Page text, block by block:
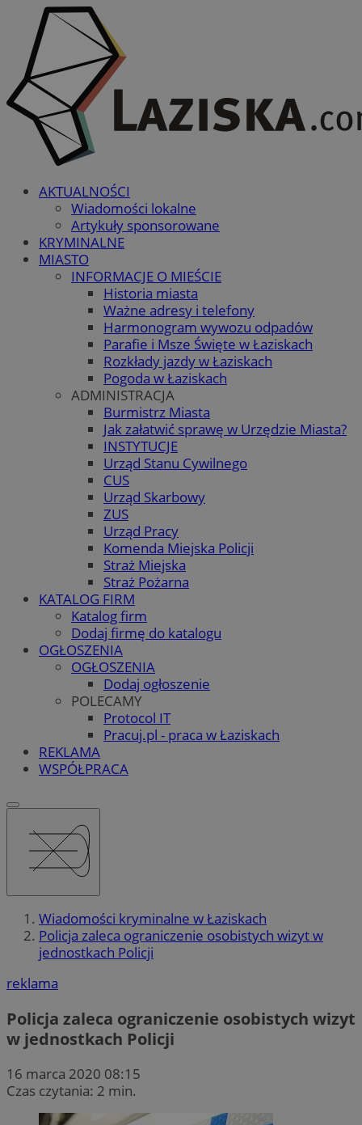
AKTUALNOŚCI
Wiadomości lokalne
Artykuły sponsorowane
KRYMINALNE
MIASTO
INFORMACJE O MIEŚCIE
Historia miasta
Ważne adresy i telefony
Harmonogram wywozu odpadów
Parafie i Msze Święte w Łaziskach
Rozkłady jazdy w Łaziskach
Pogoda w Łaziskach
ADMINISTRACJA
Burmistrz Miasta
Jak załatwić sprawę w Urzędzie Miasta?
INSTYTUCJE
Urząd Stanu Cywilnego
CUS
Urząd Skarbowy
ZUS
Urząd Pracy
Komenda Miejska Policji
Straż Miejska
Straż Pożarna
KATALOG FIRM
Katalog firm
Dodaj firmę do katalogu
OGŁOSZENIA
OGŁOSZENIA
Dodaj ogłoszenie
POLECAMY
Protocol IT
Pracuj.pl - praca w Łaziskach
REKLAMA
WSPÓŁPRACA
Wiadomości kryminalne w Łaziskach
Policja zaleca ograniczenie osobistych wizyt w
jednostkach Policji
reklama
Policja zaleca ograniczenie osobistych wizyt
w jednostkach Policji
16 marca 2020 08:15
Czas czytania: 2 min.